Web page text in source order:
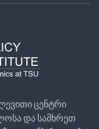
ცენტრი
და სამხრეთ